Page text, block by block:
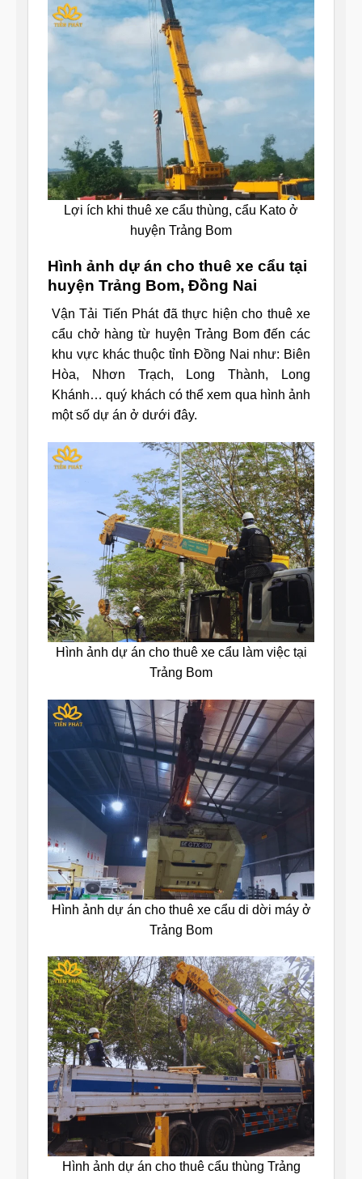
Lợi ích khi thuê xe cẩu thùng, cẩu Kato ở
huyện Trảng Bom
Hình ảnh dự án cho thuê xe cẩu tại
huyện Trảng Bom, Đồng Nai
Vận Tải Tiến Phát đã thực hiện cho thuê xe
cẩu chở hàng từ huyện Trảng Bom đến các
khu vực khác thuộc tỉnh Đồng Nai như: Biên
Hòa, Nhơn Trạch, Long Thành, Long
Khánh… quý khách có thể xem qua hình ảnh
một số dự án ở dưới đây.
Hình ảnh dự án cho thuê xe cẩu làm việc tại
Trảng Bom
Hình ảnh dự án cho thuê xe cẩu di dời máy ở
Trảng Bom
Hình ảnh dự án cho thuê cẩu thùng Trảng